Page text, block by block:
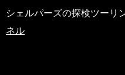
シェルパーズの探検ツーリ
ネル